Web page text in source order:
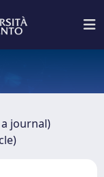
journal)